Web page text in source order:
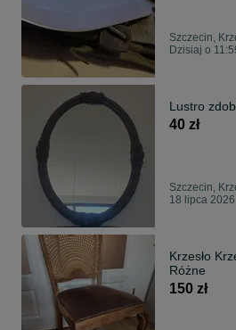
Szczecin,
Dzisiaj o
40 zł
Szczecin,
18 lipca 2026
Krzesło
Różne
150 zł